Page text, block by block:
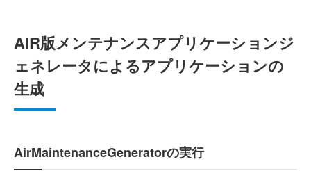
AIR版メンテナンスアプリケーションジ
ェネレータによるアプリケーションの
生成
AirMaintenanceGeneratorの実行